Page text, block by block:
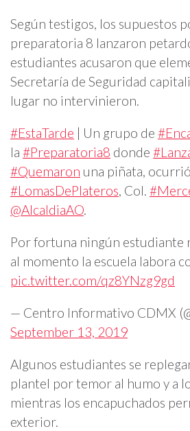
Según testigos, los supuestos
preparatoria 8 lanzaron
estudiantes acusaron que
Secretaría de Seguridad
lugar no intervinieron.
#EstaTarde | Un grupo de
la #Preparatoria8 donde
#Quemaron una piñata,
#LomasDePlateros, Col.
@AlcaldiaAO.
Por fortuna ningún estudiante
al momento la escuela labora
pic.twitter.com/qz8YNzg9gd
— Centro Informativo CDMX
September 13, 2019
Algunos estudiantes se
plantel por temor al humo y a
mientras los encapuchados
exterior.